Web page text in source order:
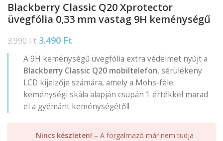
Blackberry Classic Q20 Xprotector
üvegfólia 0,33 mm vastag 9H keménységű
3.990Ft 3.490 Ft
A 9H keménységű üvegfólia extra védelmet nyújt a
Blackberry Classic Q20 mobiltelefon, sérülékeny
LCD kijelzője számára, amely a Mohs-féle
keménységi skála alapján csupán 1 értékkel marad
el a gyémánt keménységétől!
Nincs készleten! – A forgalmazó már nem tudja